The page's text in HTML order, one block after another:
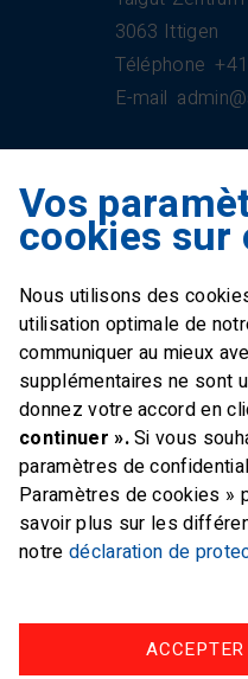
3063 Ittigen
Téléphone
E-mail
Swiss Sailing
E-mail
team.ch
Twitter
Vos
cookies sur
Nous utilisons des
utilisation optimale de
communiquer au mieux
supplémentaires ne sont
donnez votre accord en
continuer ».Si vous
paramètres de
Paramètres de cookies »
savoir plus sur les
notre déclaration de